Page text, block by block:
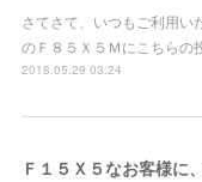
さてさて、いつもご利用い
のＦ８５Ｘ５Ｍにこちらの
2018.05.29 03:24